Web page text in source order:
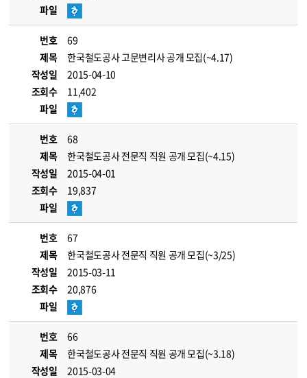
파일
번호
69
제목
한국철도공사 고문변리사 공개 모집(~4.17)
작성일
2015-04-10
조회수
11,402
파일
번호
68
제목
한국철도공사 전문직 직원 공개 모집(~4.15)
작성일
2015-04-01
조회수
19,837
파일
번호
67
제목
한국철도공사 전문직 직원 공개 모집(~3/25)
작성일
2015-03-11
조회수
20,876
파일
번호
66
제목
한국철도공사 전문직 직원 공개 모집(~3.18)
작성일
2015-03-04